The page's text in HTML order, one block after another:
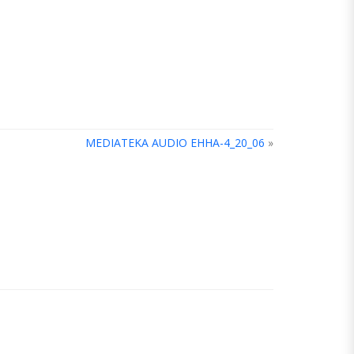
MEDIATEKA AUDIO EHHA-4_20_06 »